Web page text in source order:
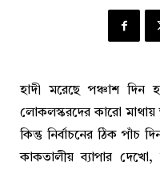
হাদী মরেছে পঞ্চাশ দিন
লোকলস্করদের কারো
কিন্তু নির্বাচনের ঠিক
কাকতালীয় ব্যাপার